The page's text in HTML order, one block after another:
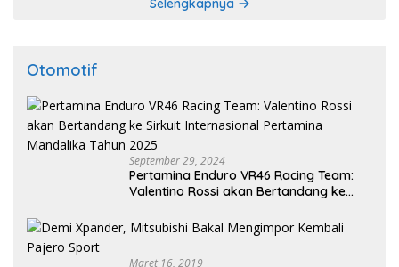
Selengkapnya
Otomotif
September 29, 2024
Pertamina Enduro VR46 Racing Team:
Valentino Rossi akan Bertandang ke
Mandalika Tahun 2025
Maret 16, 2019